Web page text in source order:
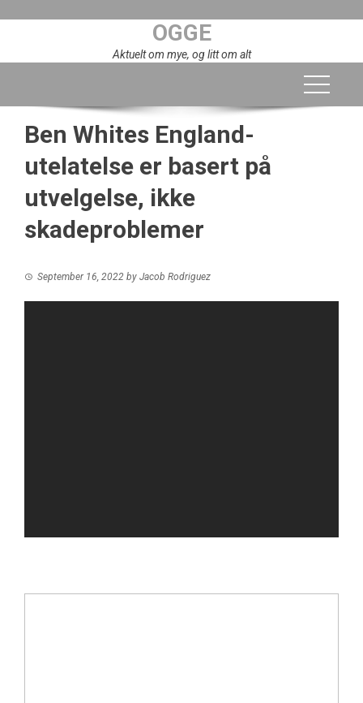
OGGE
Aktuelt om mye, og litt om alt
Ben Whites England-
utelatelse er basert på
utvelgelse, ikke
skadeproblemer
September 16, 2022 by Jacob Rodriguez